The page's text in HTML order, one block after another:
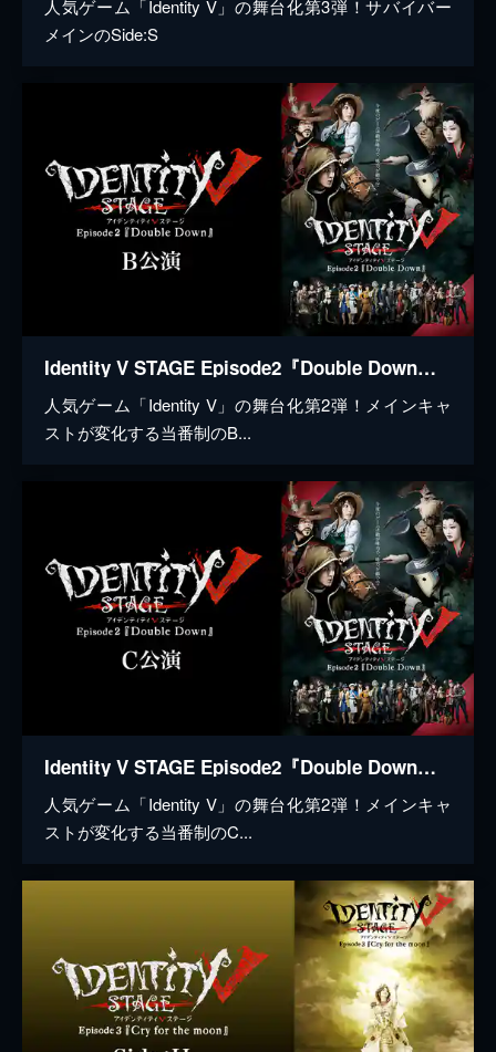
人気ゲーム「Identity V」の舞台化第3弾！サバイバー
メインのSide:S
Identity V STAGE Episode2『Double Down』B公演
人気ゲーム「Identity V」の舞台化第2弾！メインキャ
ストが変化する当番制のB...
Identity V STAGE Episode2『Double Down』C公演
人気ゲーム「Identity V」の舞台化第2弾！メインキャ
ストが変化する当番制のC...